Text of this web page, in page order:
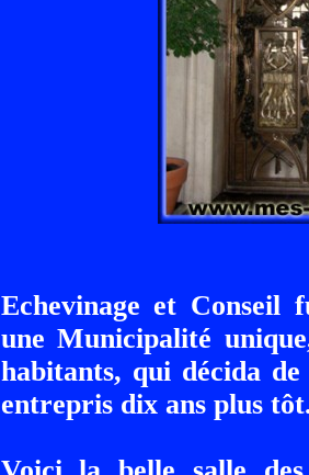
Echevinage et Conseil
une Municipalité
habitants, qui décida
entrepris dix ans plus